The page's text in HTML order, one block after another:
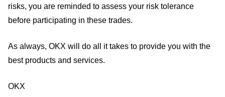
risks, you are reminded to assess your risk tolerance
before participating in these trades.
As always, OKX will do all it takes to provide you with the
best products and services.
OKX